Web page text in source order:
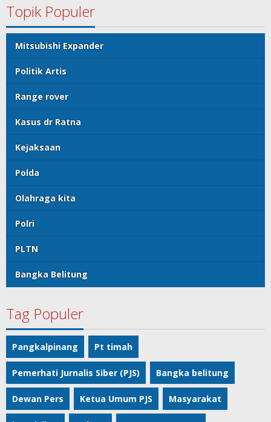
Topik Populer
Mitsubishi Expander
Politik Artis
Range rover
Kasus dr Ratna
Kejaksaan
Polda
Olahraga kita
Polri
PLTN
Bangka Belitung
Tag Populer
Pangkalpinang Pt timah
Pemerhati Jurnalis Siber (PJS) Bangka belitung
Dewan Pers Ketua Umum PJS Masyarakat